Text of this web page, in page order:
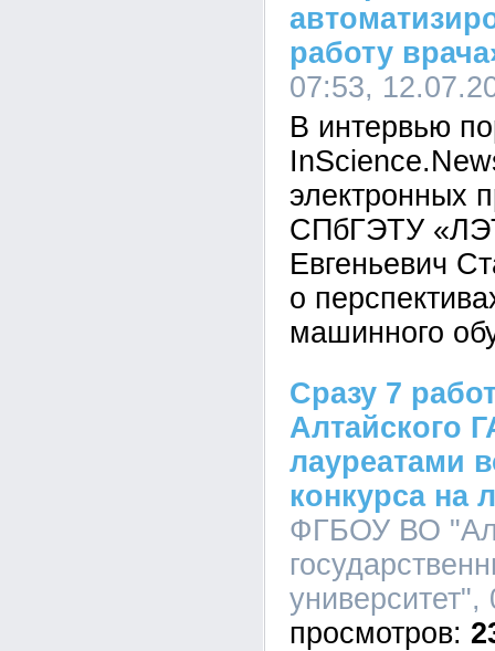
работу
07:53,
В интервью
электронных
СПбГЭТУ
Евгеньевич
о
машинного
Сразу 7
Алтайского
лауреатами
конкурса на
ФГБОУ ВО